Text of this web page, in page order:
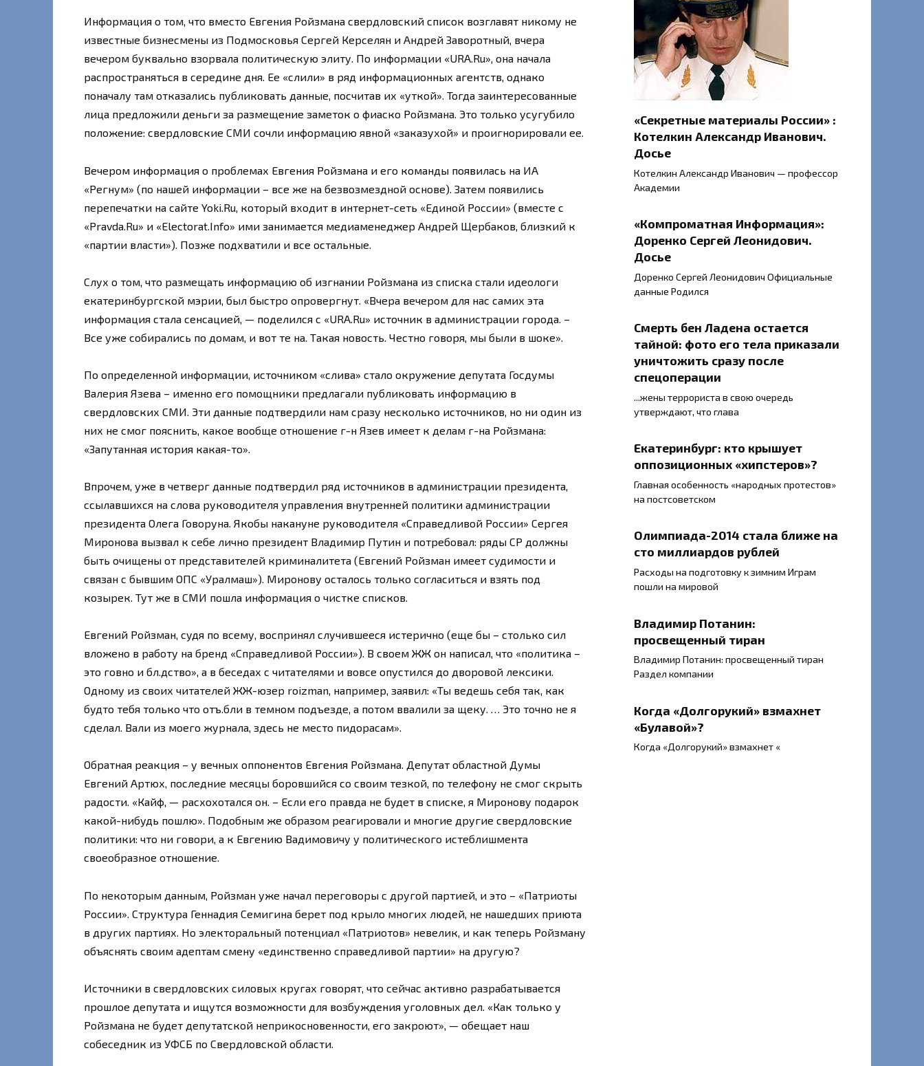
Информация о том, что вместо Евгения Ройзмана свердловский список возглавят никому не
известные бизнесмены из Подмосковья Сергей Керселян и Андрей Заворотный, вчера
вечером буквально взорвала политическую элиту. По информации «URA.Ru», она начала
распространяться в середине дня. Ее «слили» в ряд информационных агентств, однако
поначалу там отказались публиковать данные, посчитав их «уткой». Тогда заинтересованные
лица предложили деньги за размещение заметок о фиаско Ройзмана. Это только усугубило
положение: свердловские СМИ сочли информацию явной «заказухой» и проигнорировали ее.
Вечером информация о проблемах Евгения Ройзмана и его команды появилась на ИА
«Регнум» (по нашей информации – все же на безвозмездной основе). Затем появились
перепечатки на сайте Yoki.Ru, который входит в интернет-сеть «Единой России» (вместе с
«Pravda.Ru» и «Electorat.Info» ими занимается медиаменеджер Андрей Щербаков, близкий к
«партии власти»). Позже подхватили и все остальные.
Слух о том, что размещать информацию об изгнании Ройзмана из списка стали идеологи
екатеринбургской мэрии, был быстро опровергнут. «Вчера вечером для нас самих эта
информация стала сенсацией, — поделился с «URA.Ru» источник в администрации города. –
Все уже собирались по домам, и вот те на. Такая новость. Честно говоря, мы были в шоке».
По определенной информации, источником «слива» стало окружение депутата Госдумы
Валерия Язева – именно его помощники предлагали публиковать информацию в
свердловских СМИ. Эти данные подтвердили нам сразу несколько источников, но ни один из
них не смог пояснить, какое вообще отношение г-н Язев имеет к делам г-на Ройзмана:
«Запутанная история какая-то».
Впрочем, уже в четверг данные подтвердил ряд источников в администрации президента,
ссылавшихся на слова руководителя управления внутренней политики администрации
президента Олега Говоруна. Якобы накануне руководителя «Справедливой России» Сергея
Миронова вызвал к себе лично президент Владимир Путин и потребовал: ряды СР должны
быть очищены от представителей криминалитета (Евгений Ройзман имеет судимости и
связан с бывшим ОПС «Уралмаш»). Миронову осталось только согласиться и взять под
козырек. Тут же в СМИ пошла информация о чистке списков.
Евгений Ройзман, судя по всему, воспринял случившееся истерично (еще бы – столько сил
вложено в работу на бренд «Справедливой России»). В своем ЖЖ он написал, что «политика –
это говно и бл.дство», а в беседах с читателями и вовсе опустился до дворовой лексики.
Одному из своих читателей ЖЖ-юзер roizman, например, заявил: «Ты ведешь себя так, как
будто тебя только что отъ.бли в темном подъезде, а потом ввалили за щеку. … Это точно не я
сделал. Вали из моего журнала, здесь не место пидорасам».
Обратная реакция – у вечных оппонентов Евгения Ройзмана. Депутат областной Думы
Евгений Артюх, последние месяцы боровшийся со своим тезкой, по телефону не смог скрыть
радости. «Кайф, — расхохотался он. – Если его правда не будет в списке, я Миронову подарок
какой-нибудь пошлю». Подобным же образом реагировали и многие другие свердловские
политики: что ни говори, а к Евгению Вадимовичу у политического истеблишмента
своеобразное отношение.
По некоторым данным, Ройзман уже начал переговоры с другой партией, и это – «Патриоты
России». Структура Геннадия Семигина берет под крыло многих людей, не нашедших приюта
в других партиях. Но электоральный потенциал «Патриотов» невелик, и как теперь Ройзману
объяснять своим адептам смену «единственно справедливой партии» на другую?
Источники в свердловских силовых кругах говорят, что сейчас активно разрабатывается
прошлое депутата и ищутся возможности для возбуждения уголовных дел. «Как только у
Ройзмана не будет депутатской неприкосновенности, его закроют», — обещает наш
собеседник из УФСБ по Свердловской области.
«Секретные материалы России» :
Котелкин Александр Иванович.
Досье
Котелкин Александр Иванович — профессор
Академии
«Компроматная Информация»:
Доренко Сергей Леонидович.
Досье
Доренко Сергей Леонидович Официальные
данные Родился
Смерть бен Ладена остается
тайной: фото его тела приказали
уничтожить сразу после
спецоперации
...жены террориста в свою очередь
утверждают, что глава
Екатеринбург: кто крышует
оппозиционных «хипстеров»?
Главная особенность «народных протестов»
на постсоветском
Олимпиада-2014 стала ближе на
сто миллиардов рублей
Расходы на подготовку к зимним Играм
пошли на мировой
Владимир Потанин:
просвещенный тиран
Владимир Потанин: просвещенный тиран
Раздел компании
Когда «Долгорукий» взмахнет
«Булавой»?
Когда «Долгорукий» взмахнет «